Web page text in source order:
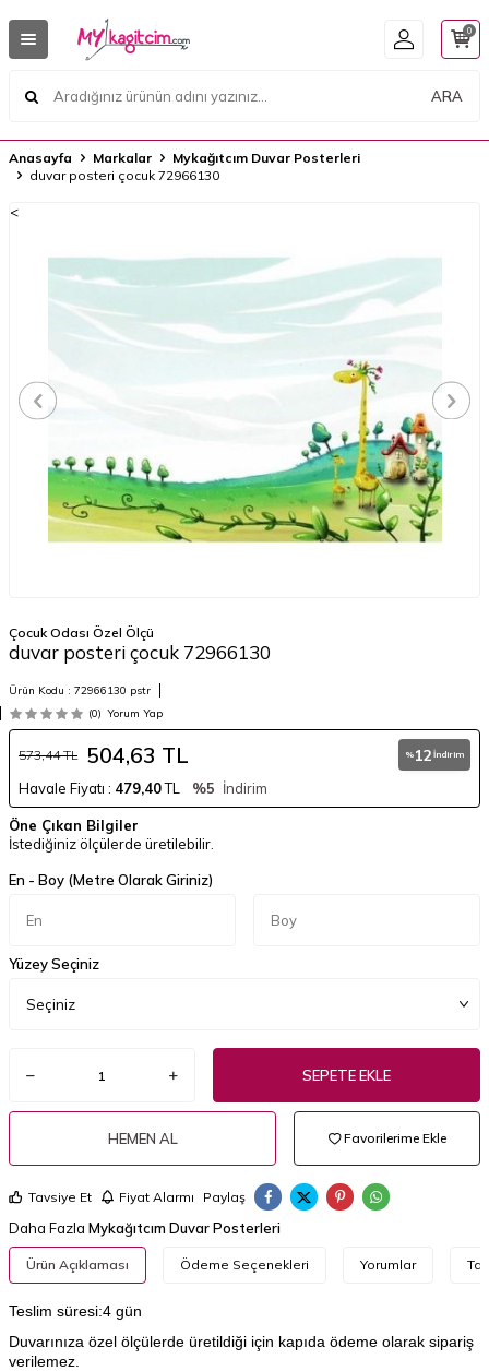
ARA
0
Anasayfa Markalar
Mykağıtcım Duvar Posterleri
duvar posteri çocuk 72966130
<
Çocuk Odası Özel Ölçü
duvar posteri çocuk 72966130
Ürün Kodu : 72966130 pstr
(0) Yorum Yap
573,44TL 504,63 TL % 12 İndirim
Havale Fiyatı : 479,40TL %5 İndirim
Öne Çıkan Bilgiler
İstediğiniz ölçülerde üretilebilir.
En - Boy (Metre Olarak Giriniz)
Yüzey Seçiniz
SEPETE EKLE
HEMEN AL Favorilerime Ekle
Tavsiye Et Fiyat Alarmı Paylaş
Daha Fazla Mykağıtcım Duvar Posterleri
Ürün Açıklaması Ödeme Seçenekleri Yorumlar
Teslim süresi:4 gün
Duvarınıza özel ölçülerde üretildiği için kapıda ödeme olarak sipariş
verilemez.